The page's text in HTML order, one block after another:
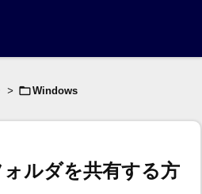
> Windows
ルダを共有する方